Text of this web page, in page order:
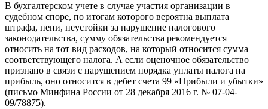
В бухгалтерском учете в случае участия организации в
судебном споре, по итогам которого вероятна выплата
штрафа, пени, неустойки за нарушение налогового
законодательства, сумму обязательства рекомендуется
относить на тот вид расходов, на который относится сумма
соответствующего налога. А если оценочное обязательство
признано в связи с нарушением порядка уплаты налога на
прибыль, оно относится в дебет счета 99 «Прибыли и убытки»
(письмо Минфина России от 28 декабря 2016 г. № 07-04-
09/78875).